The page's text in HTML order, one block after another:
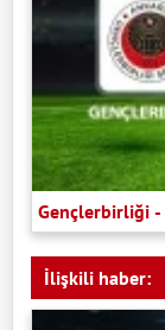
Gençlerbirliği -
İlişkili haber: